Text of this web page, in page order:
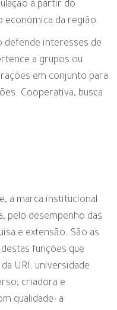
a partir do
econômica da região.
defende interesses de
a grupos ou
em conjunto para
Cooperativa, busca
a marca institucional
pelo desempenho das
e extensão. São as
funções que
URI: universidade
criadora e
qualidade- a